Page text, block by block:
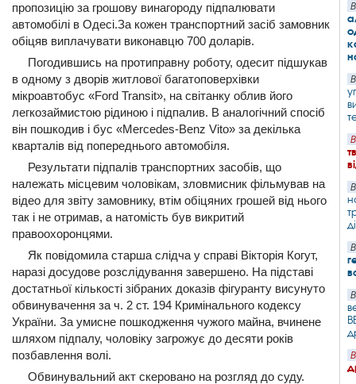
пропозицію за грошову винагороду підпалювати
автомобілі в Одесі.За кожен транспортний засіб замовник
обіцяв виплачувати виконавцю 700 доларів.
Погодившись на протиправну роботу, одесит підшукав
в одному з дворів житлової багатоповерхівки
мікроавтобус «Ford Transit», на світанку облив його
легкозаймистою рідиною і підпалив. В аналогічний спосіб
він пошкодив і бус «Mercedes-Benz Vito» за декілька
кварталів від попереднього автомобіля.
Результати підпалів транспортних засобів, що
належать місцевим чоловікам, зловмисник фільмував на
відео для звіту замовнику, втім обіцяних грошей від нього
так і не отримав, а натомість був викритий
правоохоронцями.
Як повідомила старша слідча у справі Вікторія Когут,
наразі досудове розслідування завершено. На підставі
достатньої кількості зібраних доказів фігуранту висунуто
обвинувачення за ч. 2 ст. 194 Кримінального кодексу
України. За умисне пошкодження чужого майна, вчинене
шляхом підпалу, чоловіку загрожує до десяти років
позбавлення волі.
Обвинувальний акт скеровано на розгляд до суду.